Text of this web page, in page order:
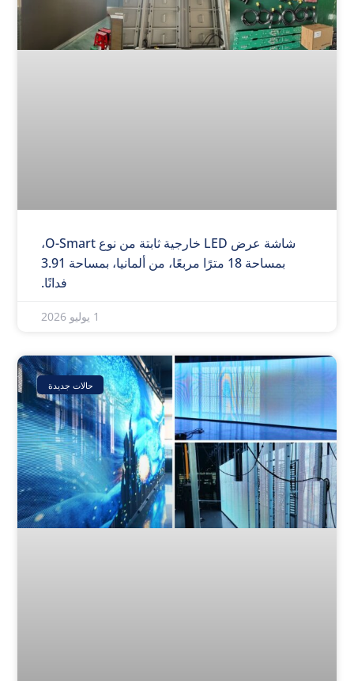
شاشة عرض LED خارجية ثابتة من نوع O-Smart،
بمساحة 18 مترًا مربعًا، من ألمانيا، بمساحة 3.91
فدانًا.
1 يوليو 2026
حالات جديدة